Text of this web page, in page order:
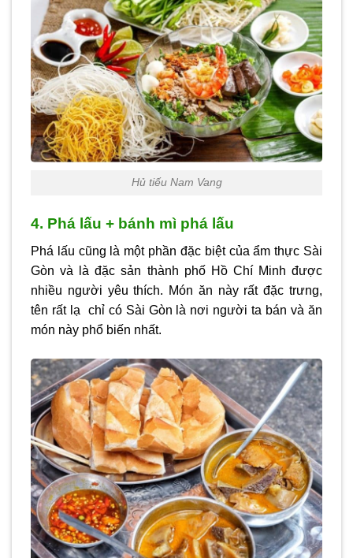
Hủ tiếu Nam Vang
4. Phá lấu + bánh mì phá lấu
Phá lấu cũng là một phần đặc biệt của ẩm thực Sài
Gòn và là đặc sản thành phố Hồ Chí Minh được
nhiều người yêu thích. Món ăn này rất đặc trưng,
tên rất lạ chỉ có Sài Gòn là nơi người ta bán và ăn
món này phổ biến nhất.